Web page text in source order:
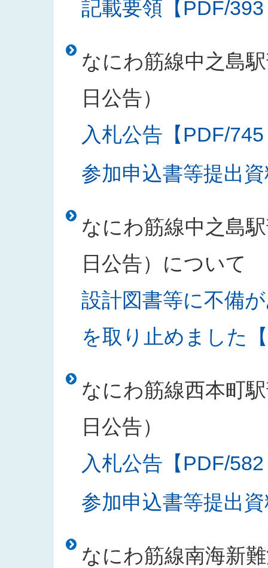
記載要領【PDF/
なにわ筋線中之島
日公告）
入札公告【PDF/
参加申込書等提出
なにわ筋線中之島
日公告）について
設計図書等に不備
を取り止めました
なにわ筋線西本町
日公告）
入札公告【PDF/
参加申込書等提出
なにわ筋線南海新